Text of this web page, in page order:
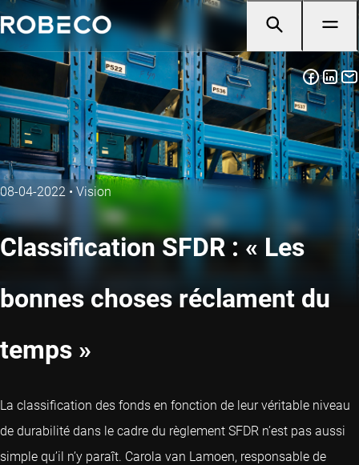
08-04-2022 • Vision
Classification SFDR : « Les
bonnes choses réclament du
temps »
La classification des fonds en fonction de leur véritable niveau
de durabilité dans le cadre du règlement SFDR n’est pas aussi
simple qu’il n’y paraît. Carola van Lamoen, responsable de